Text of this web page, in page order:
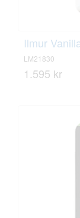
Ilmur
LM21830
1.595 kr